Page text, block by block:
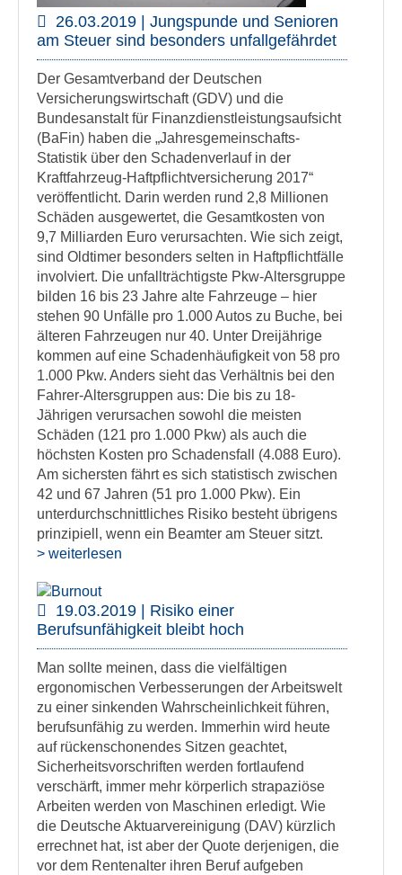
26.03.2019 | Jungspunde und Senioren
am Steuer sind besonders unfallgefährdet
Der Gesamtverband der Deutschen
Versicherungswirtschaft (GDV) und die
Bundesanstalt für Finanzdienstleistungsaufsicht
(BaFin) haben die „Jahresgemeinschafts-
Statistik über den Schadenverlauf in der
Kraftfahrzeug-Haftpflichtversicherung 2017“
veröffentlicht. Darin werden rund 2,8 Millionen
Schäden ausgewertet, die Gesamtkosten von
9,7 Milliarden Euro verursachten. Wie sich zeigt,
sind Oldtimer besonders selten in Haftpflichtfälle
involviert. Die unfallträchtigste Pkw-Altersgruppe
bilden 16 bis 23 Jahre alte Fahrzeuge – hier
stehen 90 Unfälle pro 1.000 Autos zu Buche, bei
älteren Fahrzeugen nur 40. Unter Dreijährige
kommen auf eine Schadenhäufigkeit von 58 pro
1.000 Pkw. Anders sieht das Verhältnis bei den
Fahrer-Altersgruppen aus: Die bis zu 18-
Jährigen verursachen sowohl die meisten
Schäden (121 pro 1.000 Pkw) als auch die
höchsten Kosten pro Schadensfall (4.088 Euro).
Am sichersten fährt es sich statistisch zwischen
42 und 67 Jahren (51 pro 1.000 Pkw). Ein
unterdurchschnittliches Risiko besteht übrigens
prinzipiell, wenn ein Beamter am Steuer sitzt.
> weiterlesen
19.03.2019 | Risiko einer
Berufsunfähigkeit bleibt hoch
Man sollte meinen, dass die vielfältigen
ergonomischen Verbesserungen der Arbeitswelt
zu einer sinkenden Wahrscheinlichkeit führen,
berufsunfähig zu werden. Immerhin wird heute
auf rückenschonendes Sitzen geachtet,
Sicherheitsvorschriften werden fortlaufend
verschärft, immer mehr körperlich strapaziöse
Arbeiten werden von Maschinen erledigt. Wie
die Deutsche Aktuarvereinigung (DAV) kürzlich
errechnet hat, ist aber der Quote derjenigen, die
vor dem Rentenalter ihren Beruf aufgeben